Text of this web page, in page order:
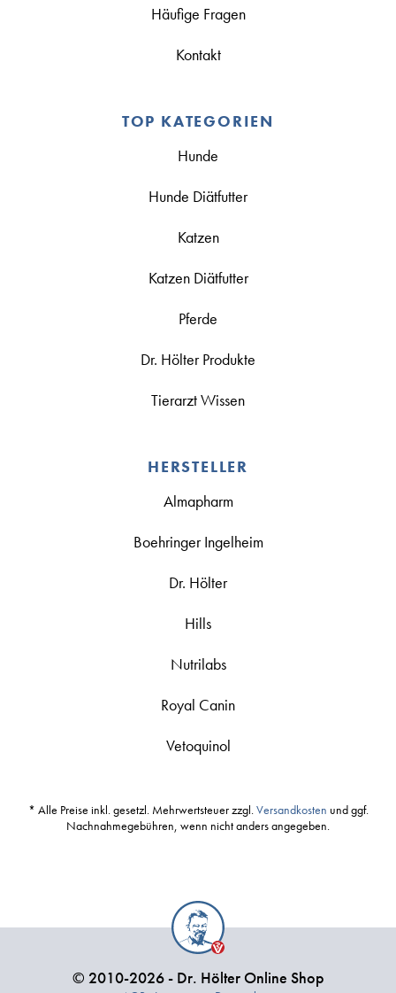
Häufige Fragen
Kontakt
TOP KATEGORIEN
Hunde
Hunde Diätfutter
Katzen
Katzen Diätfutter
Pferde
Dr. Hölter Produkte
Tierarzt Wissen
HERSTELLER
Almapharm
Boehringer Ingelheim
Dr. Hölter
Hills
Nutrilabs
Royal Canin
Vetoquinol
* Alle Preise inkl. gesetzl. Mehrwertsteuer zzgl.Versandkosten und ggf.
Nachnahmegebühren, wenn nicht anders angegeben.
© 2010-2026 - Dr. Hölter Online Shop